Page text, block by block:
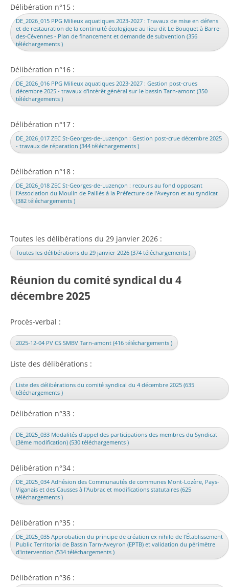
Délibération n°15 :
DE_2026_015 PPG Milieux aquatiques 2023-2027 : Travaux de mise en défens
et de restauration de la continuité écologique au lieu-dit Le Bouquet à Barre-
des-Cévennes - Plan de financement et demande de subvention (356
téléchargements )
Délibération n°16 :
DE_2026_016 PPG Milieux aquatiques 2023-2027 : Gestion post-crues
décembre 2025 - travaux d'intérêt général sur le bassin Tarn-amont (350
téléchargements )
Délibération n°17 :
DE_2026_017 ZEC St-Georges-de-Luzençon : Gestion post-crue décembre 2025
- travaux de réparation (344 téléchargements )
Délibération n°18 :
DE_2026_018 ZEC St-Georges-de-Luzençon : recours au fond opposant
l'Association du Moulin de Paillès à la Préfecture de l'Aveyron et au syndicat
(382 téléchargements )
Toutes les délibérations du 29 janvier 2026 :
Toutes les délibérations du 29 janvier 2026 (374 téléchargements )
Réunion du comité syndical du 4
décembre 2025
Procès-verbal :
2025-12-04 PV CS SMBV Tarn-amont (416 téléchargements )
Liste des délibérations :
Liste des délibérations du comité syndical du 4 décembre 2025 (635
téléchargements )
Délibération n°33 :
DE_2025_033 Modalités d'appel des participations des membres du Syndicat
(3ème modification) (530 téléchargements )
Délibération n°34 :
DE_2025_034 Adhésion des Communautés de communes Mont-Lozère, Pays-
Viganais et des Causses à l'Aubrac et modifications statutaires (625
téléchargements )
Délibération n°35 :
DE_2025_035 Approbation du principe de création ex nihilo de l'Établissement
Public Territorial de Bassin Tarn-Aveyron (EPTB) et validation du périmètre
d'intervention (534 téléchargements )
Délibération n°36 :